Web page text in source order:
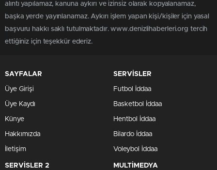
alıntı yapılamaz, kanuna aykırı ve izinsiz olarak kopyalanamaz,
başka yerde yayınlanamaz. Aykırı işlem yapan kişi/kişiler için yasal
başvuru hakkı saklı tutulmaktadır. www.denizlihaberleri.org tercih
ettiğiniz için teşekkür ederiz.
SAYFALAR
Üye Girişi
Üye Kaydı
Künye
Hakkımızda
İletişim
SERVİSLER
Futbol İddaa
Basketbol İddaa
Hentbol İddaa
Bilardo İddaa
Voleybol İddaa
SERVİSLER 2 MULTİMEDYA